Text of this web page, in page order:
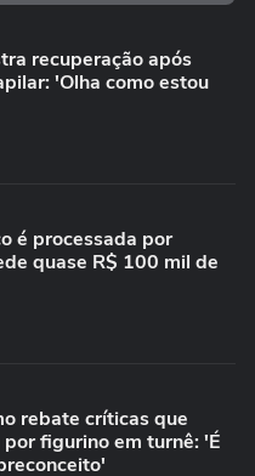
recuperação após
'Olha como estou
é processada por
quase R$ 100 mil de
rebate críticas que
figurino em turnê: 'É